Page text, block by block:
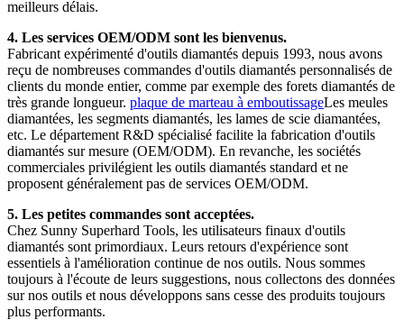
meilleurs délais.
4. Les services OEM/ODM sont les bienvenus.
Fabricant expérimenté d'outils diamantés depuis 1993, nous avons
reçu de nombreuses commandes d'outils diamantés personnalisés de
clients du monde entier, comme par exemple des forets diamantés de
très grande longueur. plaque de marteau à emboutissageLes meules
diamantées, les segments diamantés, les lames de scie diamantées,
etc. Le département R&D spécialisé facilite la fabrication d'outils
diamantés sur mesure (OEM/ODM). En revanche, les sociétés
commerciales privilégient les outils diamantés standard et ne
proposent généralement pas de services OEM/ODM.
5. Les petites commandes sont acceptées.
Chez Sunny Superhard Tools, les utilisateurs finaux d'outils
diamantés sont primordiaux. Leurs retours d'expérience sont
essentiels à l'amélioration continue de nos outils. Nous sommes
toujours à l'écoute de leurs suggestions, nous collectons des données
sur nos outils et nous développons sans cesse des produits toujours
plus performants.